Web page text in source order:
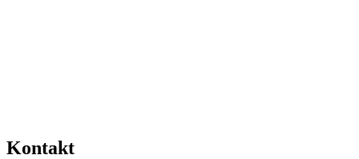
Kontakt